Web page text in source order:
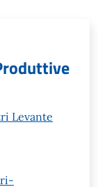
Levante